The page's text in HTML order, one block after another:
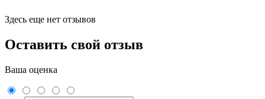
Здесь еще нет отзывов
Оставить свой отзыв
Ваша оценка